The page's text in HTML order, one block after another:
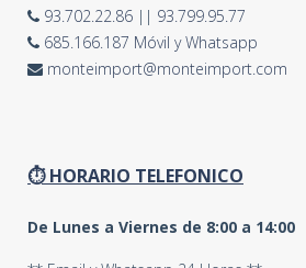
93.702.22.86 || 93.799.95.77
685.166.187 Móvil y Whatsapp
monteimport@monteimport.com
⏱ HORARIO TELEFONICO
De Lunes a Viernes de 8:00 a 14:00